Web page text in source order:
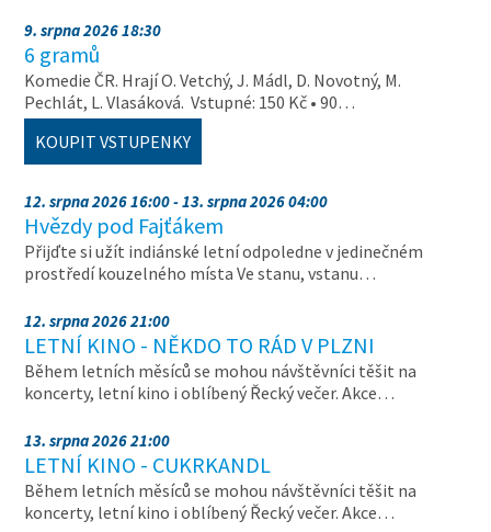
9. srpna 2026 18:30
6 gramů
Komedie ČR. Hrají O. Vetchý, J. Mádl, D. Novotný, M.
Pechlát, L. Vlasáková. Vstupné: 150 Kč • 90…
KOUPIT VSTUPENKY
12. srpna 2026 16:00 - 13. srpna 2026 04:00
Hvězdy pod Fajťákem
Přijďte si užít indiánské letní odpoledne v jedinečném
prostředí kouzelného místa Ve stanu, vstanu…
12. srpna 2026 21:00
LETNÍ KINO - NĚKDO TO RÁD V PLZNI
Během letních měsíců se mohou návštěvníci těšit na
koncerty, letní kino i oblíbený Řecký večer. Akce…
13. srpna 2026 21:00
LETNÍ KINO - CUKRKANDL
Během letních měsíců se mohou návštěvníci těšit na
koncerty, letní kino i oblíbený Řecký večer. Akce…